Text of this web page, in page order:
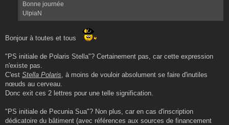
Bonne journée
UlpiaN
Bonjour à toutes et tous
"PS initiale de Polaris Stella"? Certainement pas, car cette expression
n'existe pas.
C'est Stella Polaris , à moins de vouloir absolument se faire d'inutiles
nœuds au cerveau.
Donc exit ces 2 lettres pour une telle signification.
"PS initiale de Pecunia Sua"? Non plus, car en cas d'inscription
dédicatoire du bâtiment (avec références aux sources de financement